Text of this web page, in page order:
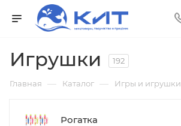
Игрушки 192
Главная — Каталог — Игры и игрушки
Рогатка